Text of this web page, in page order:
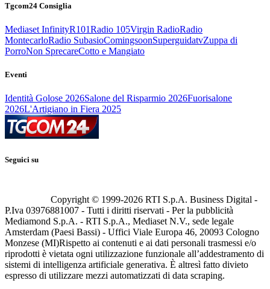
Tgcom24 Consiglia
Mediaset InfinityR101Radio 105Virgin RadioRadio
MontecarloRadio SubasioComingsoonSuperguidatvZuppa di
PorroNon SprecareCotto e Mangiato
Eventi
Identità Golose 2026Salone del Risparmio 2026Fuorisalone
2026L'Artigiano in Fiera 2025
Seguici su
Copyright © 1999-2026 RTI S.p.A. Business Digital -
P.Iva 03976881007 - Tutti i diritti riservati - Per la pubblicità
Mediamond S.p.A. - RTI S.p.A., Mediaset N.V., sede legale
Amsterdam (Paesi Bassi) - Uffici Viale Europa 46, 20093 Cologno
Monzese (MI)Rispetto ai contenuti e ai dati personali trasmessi e/o
riprodotti è vietata ogni utilizzazione funzionale all’addestramento di
sistemi di intelligenza artificiale generativa. È altresì fatto divieto
espresso di utilizzare mezzi automatizzati di data scraping.